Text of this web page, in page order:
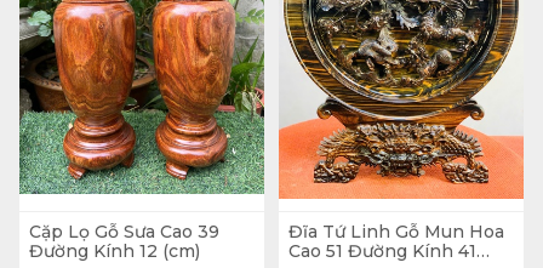
Cặp Lọ Gỗ Sưa Cao 39
Đường Kính 12 (cm)
Đĩa Tứ Linh Gỗ Mun Hoa
Cao 51 Đường Kính 41